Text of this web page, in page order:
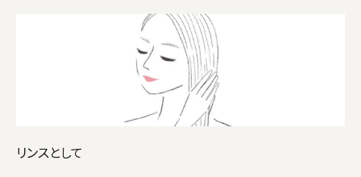
リンスとして